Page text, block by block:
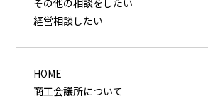
その他の相談をしたい
経営相談したい
HOME
商工会議所について